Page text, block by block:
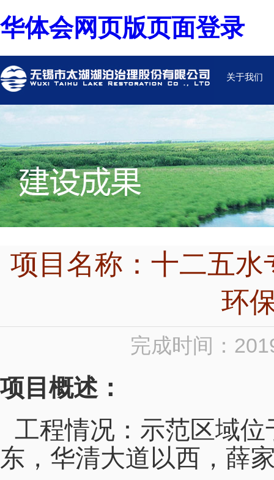
华体会网页版页面登录
关于我们
项目名称：十二五
环
完成时间：
项目概述：
工程情况：示范区域
东，华清大道以西，薛